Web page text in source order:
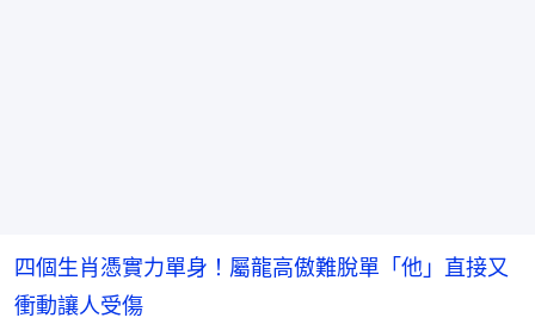
四個生肖憑實力單身！屬龍高傲難脫單「他」直接又
衝動讓人受傷